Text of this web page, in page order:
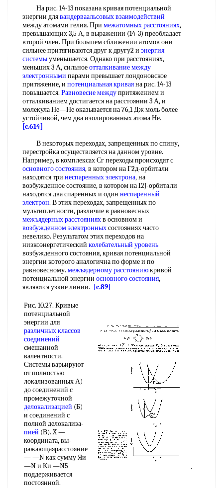
На рис. 14-13 показана кривая потенциальной
энергии длявандерваальсовых взаимодействий
между атомами гелия. При межатомных расстояниях,
превышающих 3,5 А, в выражении (14-3) преобладает
второй член. При большем сближении атомов они
сильнее притягиваются друг к другу2 и энергия
системыуменьшается. Однако при расстояниях,
меньших 3 А, сильноеотталкивание между
электронными парами превышает лондоновское
притяжение, и потенциальная криваяна рис. 14-13
повышается. Равновесие междупритяжением и
отталкиванием достигается на расстоянии 3 А, и
молекула Не—Не оказывается на 76,1 Дж моль более
устойчивой, чем два изолированных атома Не.
[c.614]
В некоторых переходах, запрещенных по спину,
перестройка осуществляется на данном уровне.
Например, в комплексах Сг переходы происходят с
основного состояния, в котором на Г2д-орбитали
находятся три неспаренных электрона, на
возбужденное состояние, в котором на I2J-opбитaли
находятся два спаренных и один неспаренный
электрон. В этих переходах, запрещенных по
мультиплетности, различие в равновесных
межъядерных расстоянияхв основном и
возбужденном электронныхсостояниях часто
невелико. Результатом этих переходов на
низкоэнергетический колебательный уровень
возбужденного состояния, кривая потенциальной
энергии которого аналогична по форме и по
равновесному. межъядерному расстояниюкривой
потенциальной энергии основного состояния,
являются узкие линии.
[c.89]
Рис. 10.27. Кривые
потенциальной
энергии для
различных классов
соединений
смешанной
валентности.
Системы варьируют
от полностью
локализованных А)
до соединений с
промежуточной
делокализацией (Б)
и соединений с
полной делокализа-
пией (В). X —
координата, вы-
ражающаярасстояние
— —N как сумму Яи
—N и Ки —N5
поддерживается
постоянной.